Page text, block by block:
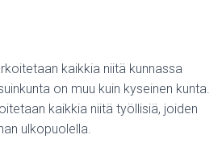
kaikkia niitä kunnassa
on muu kuin kyseinen kunta.
kaikkia niitä työllisiä, joiden
ulkopuolella.